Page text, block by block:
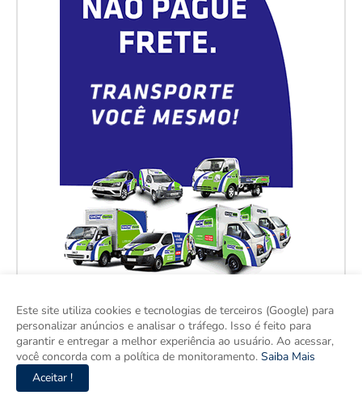
Este site utiliza cookies e tecnologias de terceiros (Google) para
personalizar anúncios e analisar o tráfego. Isso é feito para
garantir e entregar a melhor experiência ao usuário. Ao acessar,
você concorda com a política de monitoramento. Saiba Mais
Aceitar !